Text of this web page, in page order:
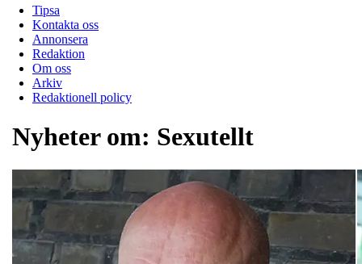
Tipsa
Kontakta oss
Annonsera
Redaktion
Om oss
Arkiv
Redaktionell policy
Nyheter om: Sexutellt